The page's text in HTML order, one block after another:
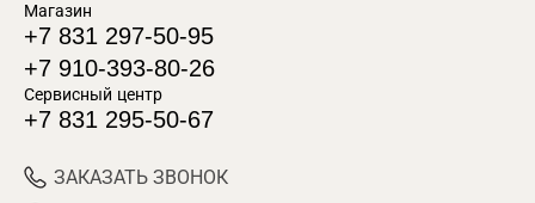
Магазин
+7 831 297-50-95
+7 910-393-80-26
Сервисный центр
+7 831 295-50-67
ЗАКАЗАТЬ ЗВОНОК